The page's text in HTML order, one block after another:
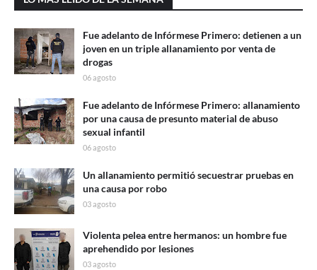
Fue adelanto de Infórmese Primero: detienen a un
joven en un triple allanamiento por venta de
drogas
06 agosto
Fue adelanto de Infórmese Primero: allanamiento
por una causa de presunto material de abuso
sexual infantil
06 agosto
Un allanamiento permitió secuestrar pruebas en
una causa por robo
03 agosto
Violenta pelea entre hermanos: un hombre fue
aprehendido por lesiones
03 agosto